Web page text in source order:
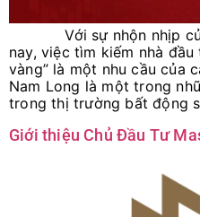
Với sự nhộn nhịp của
nay, việc tìm kiếm nhà
vàng” là một nhu cầu của
Nam Long là một trong
trong thị trường bất động
Giới thiệu Chủ Đầu Tư